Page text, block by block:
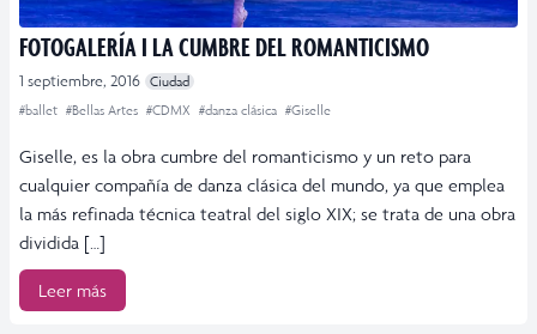
FOTOGALERÍA I LA CUMBRE DEL ROMANTICISMO
1 septiembre, 2016 Ciudad
#ballet #Bellas Artes #CDMX #danza clásica #Giselle
Giselle, es la obra cumbre del romanticismo y un reto para
cualquier compañía de danza clásica del mundo, ya que emplea
la más refinada técnica teatral del siglo XIX; se trata de una obra
dividida […]
Leer más